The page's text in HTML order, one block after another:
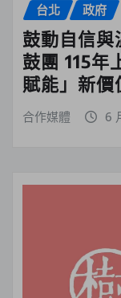
台北 政府
鼓動自信與
鼓團 115年
賦能」新價
合作媒體 6